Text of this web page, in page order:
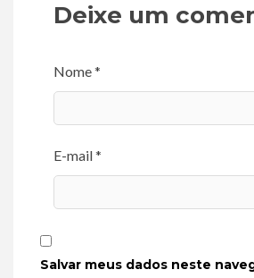
Deixe um
Nome *
E-mail *
Salvar meus dados neste